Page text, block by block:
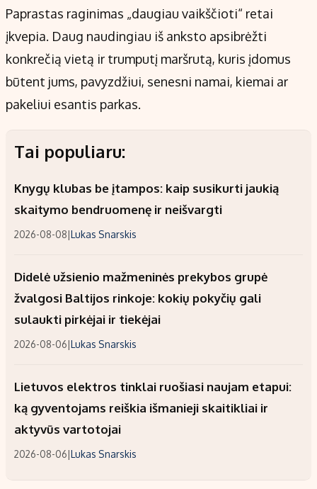
Paprastas raginimas „daugiau vaikščioti“ retai
įkvepia. Daug naudingiau iš anksto apsibrėžti
konkrečią vietą ir trumputį maršrutą, kuris įdomus
būtent jums, pavyzdžiui, senesni namai, kiemai ar
pakeliui esantis parkas.
Tai populiaru:
Knygų klubas be įtampos: kaip susikurti jaukią
skaitymo bendruomenę ir neišvargti
2026-08-08 Lukas Snarskis
Didelė užsienio mažmeninės prekybos grupė
žvalgosi Baltijos rinkoje: kokių pokyčių gali
sulaukti pirkėjai ir tiekėjai
2026-08-06 Lukas Snarskis
Lietuvos elektros tinklai ruošiasi naujam etapui:
ką gyventojams reiškia išmanieji skaitikliai ir
aktyvūs vartotojai
2026-08-06 Lukas Snarskis